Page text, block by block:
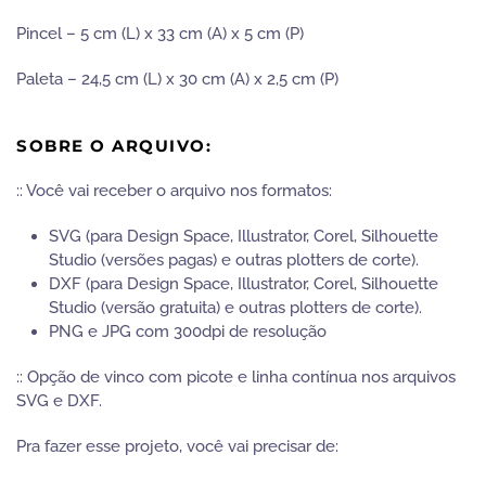
Pincel – 5 cm (L) x 33 cm (A) x 5 cm (P)
Paleta – 24,5 cm (L) x 30 cm (A) x 2,5 cm (P)
SOBRE O ARQUIVO:
:: Você vai receber o arquivo nos formatos:
SVG (para Design Space, Illustrator, Corel, Silhouette
Studio (versões pagas) e outras plotters de corte).
DXF (para Design Space, Illustrator, Corel, Silhouette
Studio (versão gratuita) e outras plotters de corte).
PNG e JPG com 300dpi de resolução
:: Opção de vinco com picote e linha contínua nos arquivos
SVG e DXF.
Pra fazer esse projeto, você vai precisar de: